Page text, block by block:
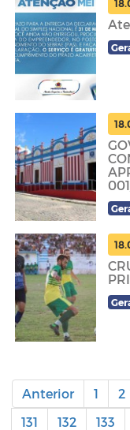
Anterior 1 2
131
132 133